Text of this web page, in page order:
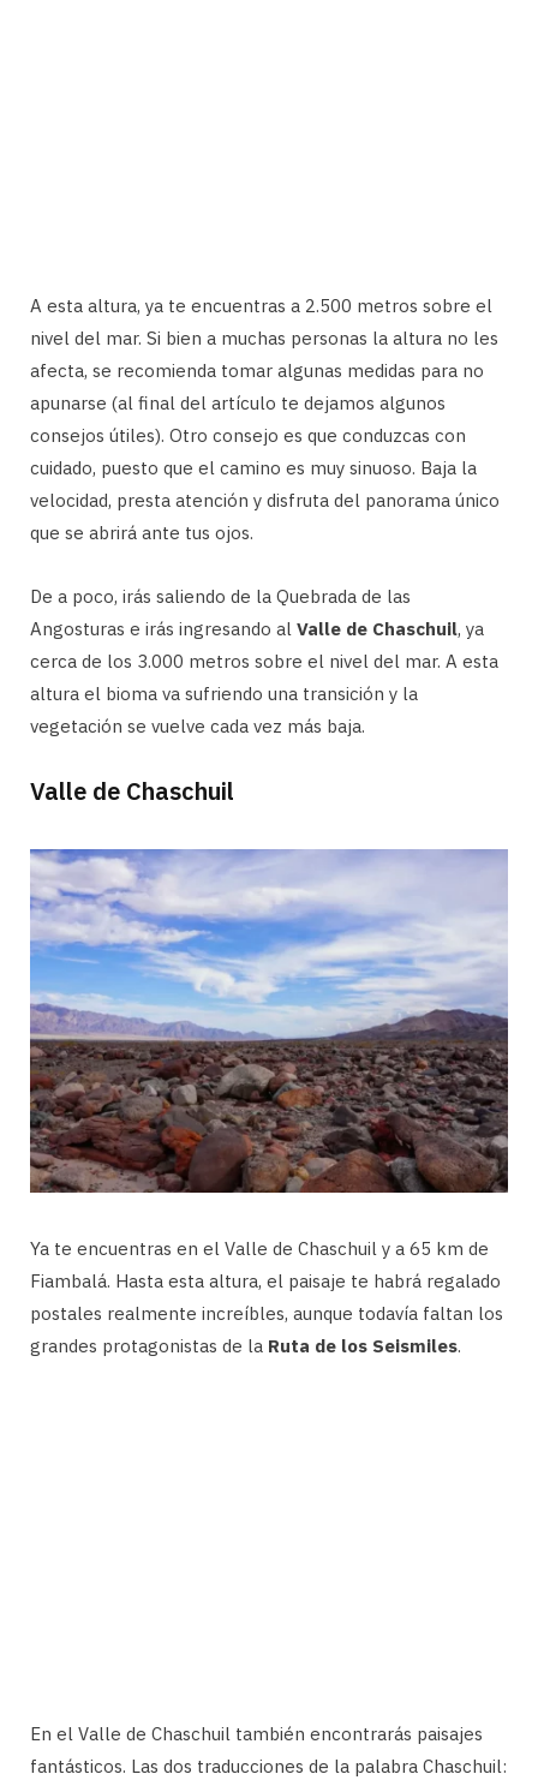
A esta altura, ya te encuentras a 2.500 metros sobre el
nivel del mar. Si bien a muchas personas la altura no les
afecta, se recomienda tomar algunas medidas para no
apunarse (al final del artículo te dejamos algunos
consejos útiles). Otro consejo es que conduzcas con
cuidado, puesto que el camino es muy sinuoso. Baja la
velocidad, presta atención y disfruta del panorama único
que se abrirá ante tus ojos.
De a poco, irás saliendo de la Quebrada de las
Angosturas e irás ingresando al Valle de Chaschuil, ya
cerca de los 3.000 metros sobre el nivel del mar. A esta
altura el bioma va sufriendo una transición y la
vegetación se vuelve cada vez más baja.
Valle de Chaschuil
Ya te encuentras en el Valle de Chaschuil y a 65 km de
Fiambalá. Hasta esta altura, el paisaje te habrá regalado
postales realmente increíbles, aunque todavía faltan los
grandes protagonistas de la Ruta de los Seismiles.
En el Valle de Chaschuil también encontrarás paisajes
fantásticos. Las dos traducciones de la palabra Chaschuil: